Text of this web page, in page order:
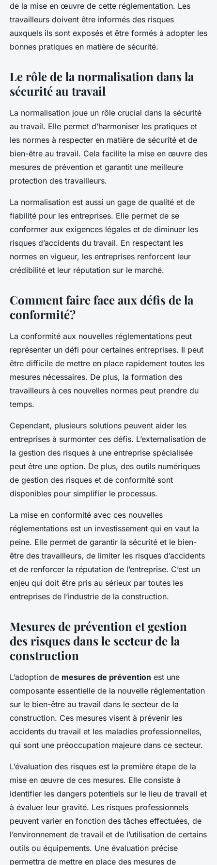
de la mise en œuvre de cette réglementation. Les
travailleurs doivent être informés des risques
auxquels ils sont exposés et être formés à adopter les
bonnes pratiques en matière de sécurité.
Le rôle de la normalisation dans la
sécurité au travail
La normalisation joue un rôle crucial dans la sécurité
au travail. Elle permet d’harmoniser les pratiques et
les normes à respecter en matière de sécurité et de
bien-être au travail. Cela facilite la mise en œuvre des
mesures de prévention et garantit une meilleure
protection des travailleurs.
La normalisation est aussi un gage de qualité et de
fiabilité pour les entreprises. Elle permet de se
conformer aux exigences légales et de diminuer les
risques d’accidents du travail. En respectant les
normes en vigueur, les entreprises renforcent leur
crédibilité et leur réputation sur le marché.
Comment faire face aux défis de la
conformité?
La conformité aux nouvelles réglementations peut
représenter un défi pour certaines entreprises. Il peut
être difficile de mettre en place rapidement toutes les
mesures nécessaires. De plus, la formation des
travailleurs à ces nouvelles normes peut prendre du
temps.
Cependant, plusieurs solutions peuvent aider les
entreprises à surmonter ces défis. L’externalisation de
la gestion des risques à une entreprise spécialisée
peut être une option. De plus, des outils numériques
de gestion des risques et de conformité sont
disponibles pour simplifier le processus.
La mise en conformité avec ces nouvelles
réglementations est un investissement qui en vaut la
peine. Elle permet de garantir la sécurité et le bien-
être des travailleurs, de limiter les risques d’accidents
et de renforcer la réputation de l’entreprise. C’est un
enjeu qui doit être pris au sérieux par toutes les
entreprises de l’industrie de la construction.
Mesures de prévention et gestion
des risques dans le secteur de la
construction
L’adoption de mesures de prévention est une
composante essentielle de la nouvelle réglementation
sur le bien-être au travail dans le secteur de la
construction. Ces mesures visent à prévenir les
accidents du travail et les maladies professionnelles,
qui sont une préoccupation majeure dans ce secteur.
L’évaluation des risques est la première étape de la
mise en œuvre de ces mesures. Elle consiste à
identifier les dangers potentiels sur le lieu de travail et
à évaluer leur gravité. Les risques professionnels
peuvent varier en fonction des tâches effectuées, de
l’environnement de travail et de l’utilisation de certains
outils ou équipements. Une évaluation précise
permettra de mettre en place des mesures de